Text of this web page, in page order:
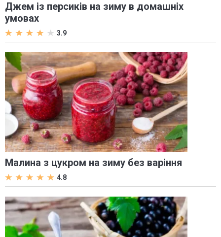
Джем із персиків на зиму в домашніх
умовах
3.9
Малина з цукром на зиму без варіння
4.8